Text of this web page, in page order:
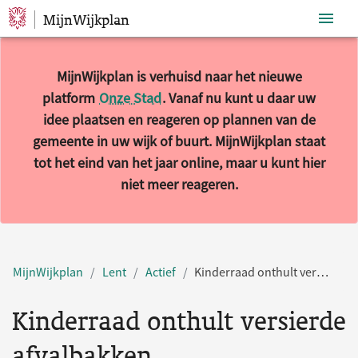
Sla navigatie over
MijnWijkplan
MijnWijkplan is verhuisd naar het nieuwe
platform Onze Stad. Vanaf nu kunt u daar uw
idee plaatsen en reageren op plannen van de
gemeente in uw wijk of buurt. MijnWijkplan staat
tot het eind van het jaar online, maar u kunt hier
niet meer reageren.
MijnWijkplan Lent Actief Kinderraad onthult versierde afvalbakken
Kinderraad onthult versierde